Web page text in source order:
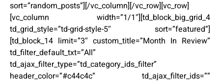
sort=”random_posts”][/vc_column][/vc_row][vc_row]
[vc_column width=”1/1″][td_block_big_grid_4
td_grid_style=”td-grid-style-5″ sort=”featured”]
[td_block_14 limit=”3″ custom_title=”Month In Review”
td_filter_default_txt=”All”
td_ajax_filter_type=”td_category_ids_filter”
header_color=”#c44c4c” td_ajax_filter_ids=””